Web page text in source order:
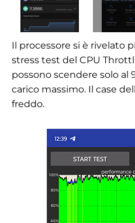
Il processore si è rivelato
stress test del CPU
possono scendere solo al
carico massimo. Il case
freddo.